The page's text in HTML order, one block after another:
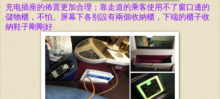
充电插座的佈置更加合理；靠走道的乘客使用不了窗口邊的
儲物櫃，不怕。屏幕下各别設有兩個收納櫃，下端的櫃子收
納鞋子剛剛好